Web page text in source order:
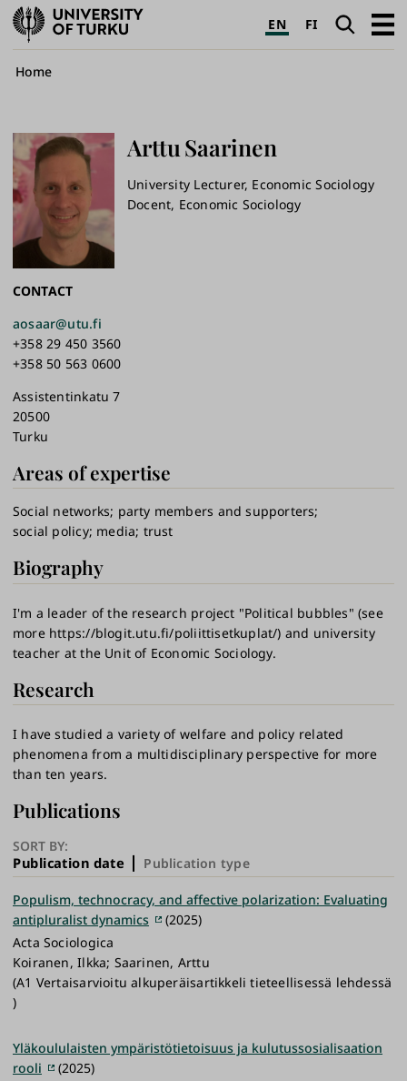
University
of
Turku
EN FI SearchOpen
Breadcrumb
Home
Arttu Saarinen
University Lecturer, Economic Sociology
Docent, Economic Sociology
CONTACT
aosaar@utu.fi
+358 29 450 3560
+358 50 563 0600
Assistentinkatu 7
20500
Turku
Areas of expertise
Social networks party members and supporters
social policy media trust
Biography
I'm a leader of the research project "Political bubbles" (see
more https://blogit.utu.fi/poliittisetkuplat/) and university
teacher at the Unit of Economic Sociology.
Research
I have studied a variety of welfare and policy related
phenomena from a multidisciplinary perspective for more
than ten years.
Publications
SORT BY:
Publication date Publication type
Populism, technocracy, and affective polarization: Evaluating
antipluralist dynamics
(2025)
Acta Sociologica
Koiranen, Ilkka; Saarinen, Arttu
(A1 Vertaisarvioitu alkuperäisartikkeli tieteellisessä lehdessä
)
Yläkoululaisten ympäristötietoisuus ja kulutussosialisaation
rooli
(2025)